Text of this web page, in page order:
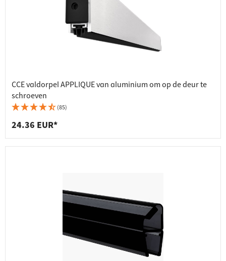
CCE valdorpel APPLIQUE van aluminium om op de deur te
schroeven
(85)
24.36 EUR*